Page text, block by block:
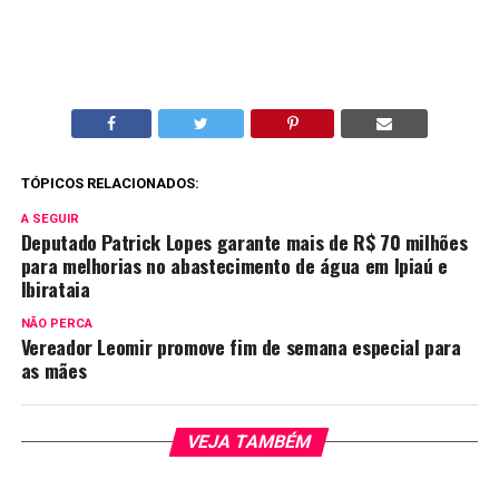
TÓPICOS RELACIONADOS:
A SEGUIR
Deputado Patrick Lopes garante mais de R$ 70 milhões
para melhorias no abastecimento de água em Ipiaú e
Ibirataia
NÃO PERCA
Vereador Leomir promove fim de semana especial para
as mães
VEJA TAMBÉM